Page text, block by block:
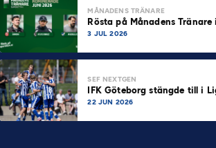
MÅNADENS TRÄNARE
Rösta på Månadens Tränare
3 JUL 2026
SEF NEXTGEN
IFK Göteborg stängde till i
22 JUN 2026